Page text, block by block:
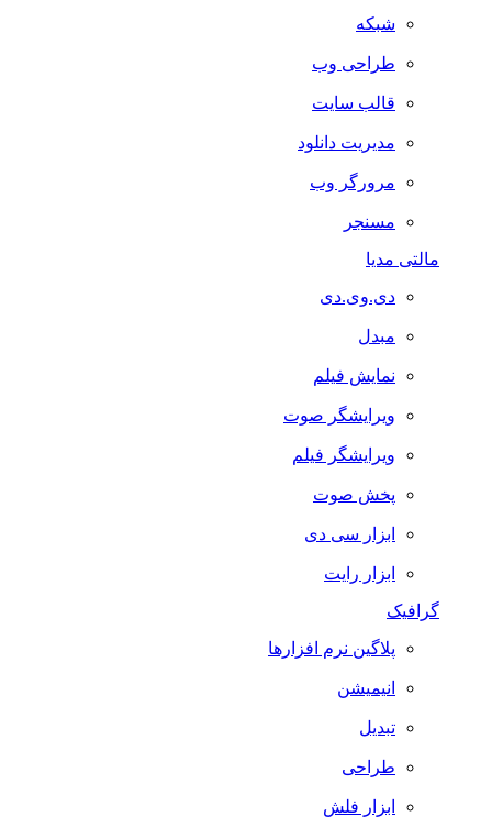
شبکه
طراحی وب
قالب سایت
مدیریت دانلود
مرورگر وب
مسنجر
مالتی مدیا
دی.وی.دی
مبدل
نمایش فیلم
ویرایشگر صوت
ویرایشگر فیلم
پخش صوت
ابزار سی دی
ابزار رایت
گرافیک
پلاگین نرم افزارها
انیمیشن
تبدیل
طراحی
ابزار فلش